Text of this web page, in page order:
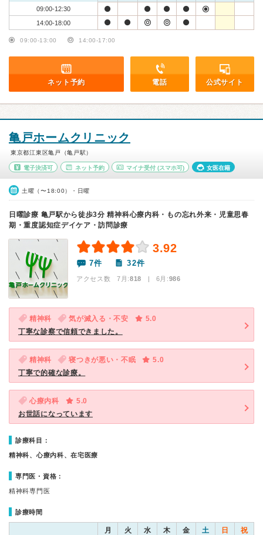
09:00-12:30
14:00-18:00
09:00-13:00 14:00-17:00
ネット予約 電話 公式サイト
亀戸ホームクリニック
東京都江東区亀戸（亀戸駅）
電子決済可 ネット予約 マイナ受付 (スマホ可) 女医在籍
土曜（〜18:00）・日曜
日曜診療 亀戸駅から徒歩3分 精神科心療内科・もの忘れ外来・児童思春
期・重度認知症デイケア・訪問診療
3.92
7件 32件
アクセス数 7月:818 | 6月:986
精神科 気が滅入る・不安
5.0
丁寧な診察で信頼できました。
精神科 寝つきが悪い・不眠
5.0
丁寧で的確な診療。
心療内科
5.0
お世話になっています
診療科目：
精神科、心療内科、在宅医療
専門医・資格：
精神科専門医
診療時間
月 火 水 木 金 土 日 祝